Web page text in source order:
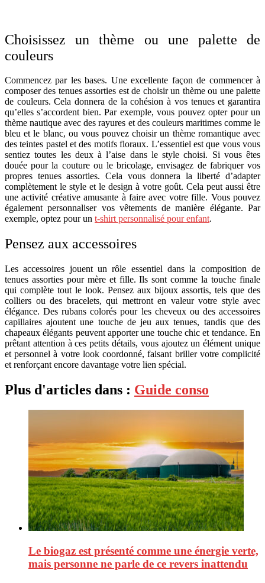
Choisissez un thème ou une palette de
couleurs
Commencez par les bases. Une excellente façon de commencer à
composer des tenues assorties est de choisir un thème ou une palette
de couleurs. Cela donnera de la cohésion à vos tenues et garantira
qu’elles s’accordent bien. Par exemple, vous pouvez opter pour un
thème nautique avec des rayures et des couleurs maritimes comme le
bleu et le blanc, ou vous pouvez choisir un thème romantique avec
des teintes pastel et des motifs floraux. L’essentiel est que vous vous
sentiez toutes les deux à l’aise dans le style choisi. Si vous êtes
douée pour la couture ou le bricolage, envisagez de fabriquer vos
propres tenues assorties. Cela vous donnera la liberté d’adapter
complètement le style et le design à votre goût. Cela peut aussi être
une activité créative amusante à faire avec votre fille. Vous pouvez
également personnaliser vos vêtements de manière élégante. Par
exemple, optez pour un t-shirt personnalisé pour enfant.
Pensez aux accessoires
Les accessoires jouent un rôle essentiel dans la composition de
tenues assorties pour mère et fille. Ils sont comme la touche finale
qui complète tout le look. Pensez aux bijoux assortis, tels que des
colliers ou des bracelets, qui mettront en valeur votre style avec
élégance. Des rubans colorés pour les cheveux ou des accessoires
capillaires ajoutent une touche de jeu aux tenues, tandis que des
chapeaux élégants peuvent apporter une touche chic et tendance. En
prêtant attention à ces petits détails, vous ajoutez un élément unique
et personnel à votre look coordonné, faisant briller votre complicité
et renforçant encore davantage votre lien spécial.
Plus d'articles dans : Guide conso
Le biogaz est présenté comme une énergie verte,
mais personne ne parle de ce revers inattendu